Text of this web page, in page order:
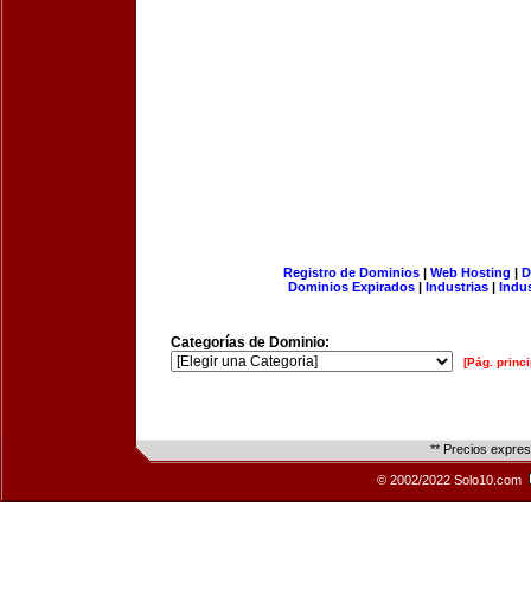
Registro de Dominios| Web Hosting |
Dominios Expirados | Industrias |
Categorías de Dominio:
[Pág.
** Precios
© 2002/2022 Solo10.com